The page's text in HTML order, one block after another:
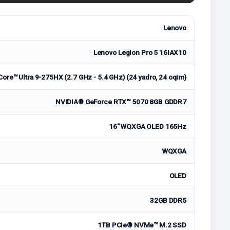
Lenovo
Lenovo Legion Pro 5 16IAX10
Ultra 9-275HX (2.7 GHz - 5.4 GHz) (24 yadro, 24 oqim)
NVIDIA® GeForce RTX™ 5070 8GB GDDR7
16" WQXGA OLED 165Hz
WQXGA
OLED
32GB DDR5
1TB PCIe® NVMe™ M.2 SSD